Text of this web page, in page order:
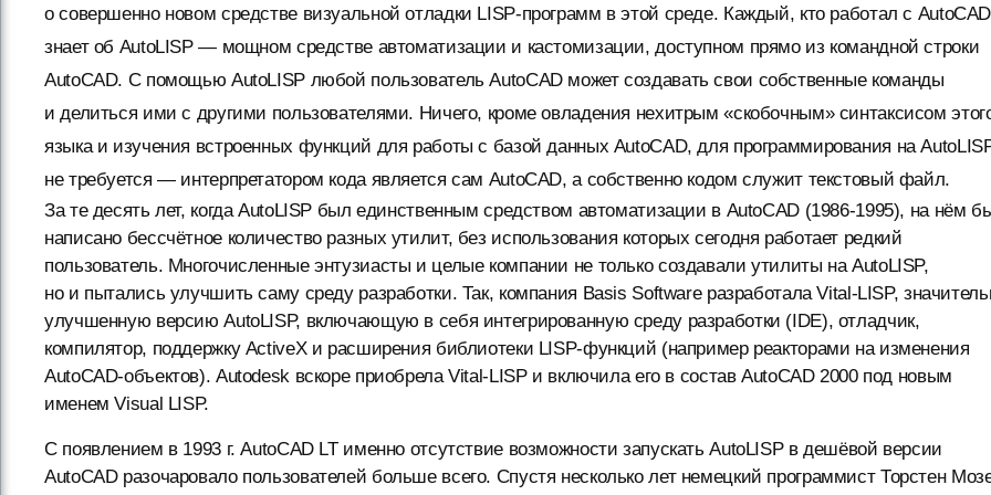
о совершенно новом средстве визуальной отладки LISP-программ в этой среде. Каждый, кто работал с
знает об AutoLISP — мощном средстве автоматизации и кастомизации, доступном прямо из командной строки
AutoCAD. С помощью AutoLISP любой пользователь AutoCAD может создавать свои собственные команды
и делиться ими с другими пользователями. Ничего, кроме овладения нехитрым «скобочным» синтаксисом
языка и изучения встроенных функций для работы с базой данных AutoCAD, для программирования на
не требуется — интерпретатором кода является сам AutoCAD, а собственно кодом служит текстовый файл.
За те десять лет, когда AutoLISP был единственным средством автоматизации в AutoCAD (1986-1995), на нём
написано бессчётное количество разных утилит, без использования которых сегодня работает редкий
пользователь. Многочисленные энтузиасты и целые компании не только создавали утилиты на AutoLISP,
но и пытались улучшить саму среду разработки. Так, компания Basis Software разработала Vital-LISP,
улучшенную версию AutoLISP, включающую в себя интегрированную среду разработки (IDE), отладчик,
компилятор, поддержку ActiveX и расширения библиотеки LISP-функций (например реакторами на изменения
AutoCAD-объектов). Autodesk вскоре приобрела Vital-LISP и включила его в состав AutoCAD 2000 под новым
именем Visual LISP.
С появлением в 1993 г. AutoCAD LT именно отсутствие возможности запускать AutoLISP в дешёвой версии
AutoCAD разочаровало пользователей больше всего. Спустя несколько лет немецкий программист Торстен